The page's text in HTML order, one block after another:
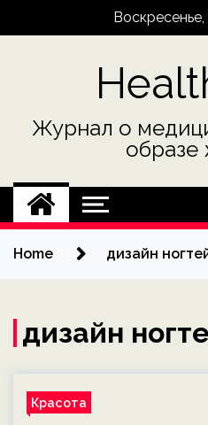
Журнал о
образе
Home дизайн
дизайн
Красота